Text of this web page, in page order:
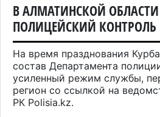
В АЛМАТИНСКОЙ
ПОЛИЦЕЙСКИЙ КОНТРОЛЬ
На время празднования
состав Департамента
усиленный режим службы,
регион со ссылкой на
РК Polisia.kz.